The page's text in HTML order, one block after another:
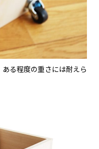
る程度の重さには耐えら